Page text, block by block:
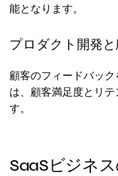
能となります。
プロダクト開発
顧客のフィードバッ
は、顧客満足度とリ
す。
SaaSビジネ